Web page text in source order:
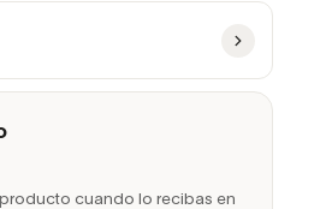
cuando lo recibas en